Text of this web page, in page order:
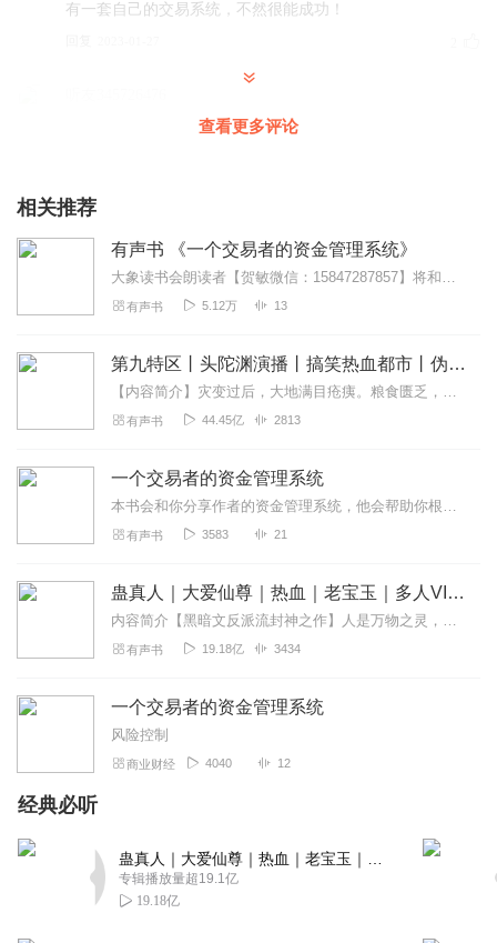
有一套自己的交易系统，不然很能成功！
没经历过资金腰斩或者爆仓的代价，根本不知道资金管理的
新伟斗
音色优美动听，心平气和吐字清晰，语速拿捏均匀得当。爱
永不退缩_vu
很好的一本书，干货很多，不磨叽。对实际操作有本质性的
帮助。
选读的书很棒，书读得也特別好！👍
思考中前行_28
内容很好，声音很有磁性
达拉封吧
好书。播报声音甜美清晰。
回复 2021-11-12
张尚喜
非常感谢老师您的讲解！
查看更多评论
相关推荐
有声书 《一个交易者的资金管理系统》
大象读书会朗读者【贺敏微信：15847287857】将和您一起品鉴经典。在交易的迷宫中，资金管理是最重要的钥匙。班尼特·麦克道尔在《—个交易者的资金管理系统》...
有声书 5.12万 13
第九特区丨头陀渊演播丨搞笑热血都市丨伪戒丨VIP免费多人有声剧
【内容简介】灾变过后，大地满目疮痍。粮食匮乏，资源紧俏，局势混乱……一位从待规划区杀出来的青年，背对着漫天黄沙，孤身来到九区谋生，却不曾想偶然结识三五好友，一念...
有声书 44.45亿 2813
一个交易者的资金管理系统
本书会和你分享作者的资金管理系统，他会帮助你根据你的风险忍受度，经验水平和需求来设计你的资金管理系统，它定义了交易的6种风险——交易风险、市场风险、保证金风险、...
有声书 3583 21
蛊真人｜大爱仙尊｜热血｜老宝玉｜多人VIP免费有声剧
内容简介【黑暗文反派流封神之作】人是万物之灵，蛊是天地真精。一个穿越者不断重生的故事。一个养蛊、炼蛊、用蛊的奇特世界。配音组（男角色）老宝玉旁白...
有声书 19.18亿 3434
一个交易者的资金管理系统
风险控制
商业财经 4040 12
经典必听
专辑播放量超19.1亿
19.18亿